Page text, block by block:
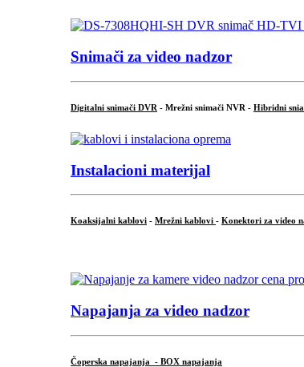
Snimači za video nadzor
Digitalni snimači DVR - Mrežni snimači NVR - Hibridni
Instalacioni materijal
Koaksijalni kablovi - Mrežni kablovi - Konektori za video
Napajanja za video nadzor
Čoperska napajanja - BOX napajanja